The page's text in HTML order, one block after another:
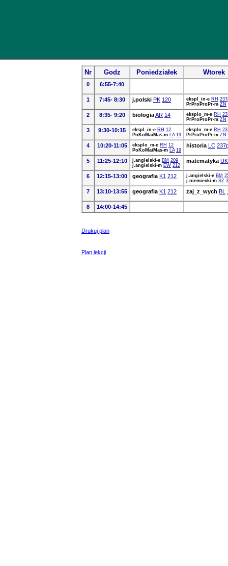
Nr Godz Poniedziałek Wtorek
0 6:55-7:40
1 7:45- 8:30 j.polski PK 120 ekspl_in-e RH
PrProProPr-m ZN
2 8:35- 9:20 biologiaAR 14 eksplo_m-e RH
PrProProPr-m ZN
3 9:30-10:15 ekspl_in-e RH 12
PoKoMaiMas-m LA 19
eksplo_m-e RH
PrProProPr-m ZN
4 10:20-11:05 eksplo_m-e RH 12
PoKoMaiMas-m LA 19
historia LC
5 11:25-12:10 j.angielski-e BM 209
j.angielski-m EW 212
matematyka UK
6 12:15-13:00 geografia K1 212 j.angielski-e BM
j.niemiecki-m SZ
7 13:10-13:55 geografia K1 212 zaj_z_wych BL
8 14:00-14:45
Drukuj plan
Plan lekcji